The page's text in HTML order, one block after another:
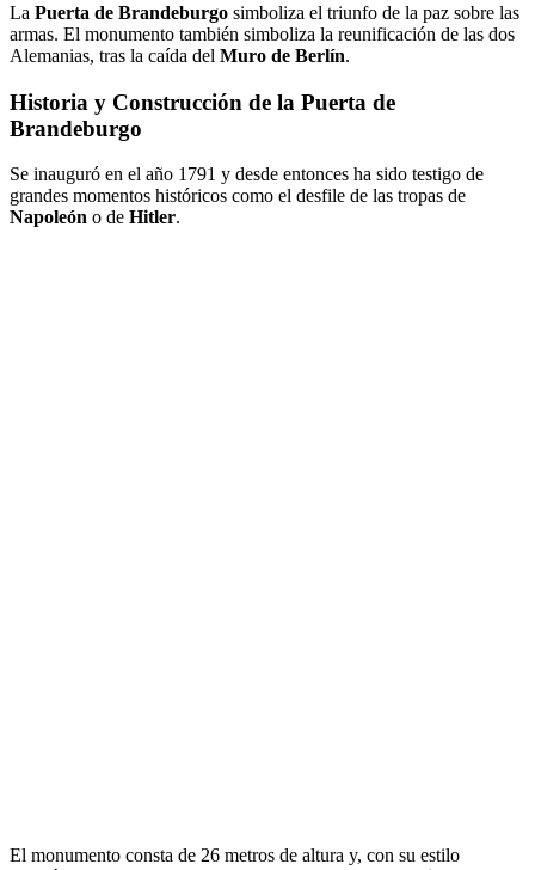
La Puerta de Brandeburgo simboliza el triunfo de la paz sobre las
armas. El monumento también simboliza la reunificación de las dos
Alemanias, tras la caída del Muro de Berlín.
Historia y Construcción de la Puerta de
Brandeburgo
Se inauguró en el año 1791 y desde entonces ha sido testigo de
grandes momentos históricos como el desfile de las tropas de
Napoleón o de Hitler.
El monumento consta de 26 metros de altura y, con su estilo